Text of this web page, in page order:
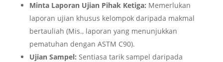
Minta Laporan Ujian Pihak Ketiga: Memerlukan
laporan ujian khusus kelompok daripada makmal
bertauliah (Mis., laporan yang menunjukkan
pematuhan dengan ASTM C90).
Ujian Sampel: Sentiasa tarik sampel daripada